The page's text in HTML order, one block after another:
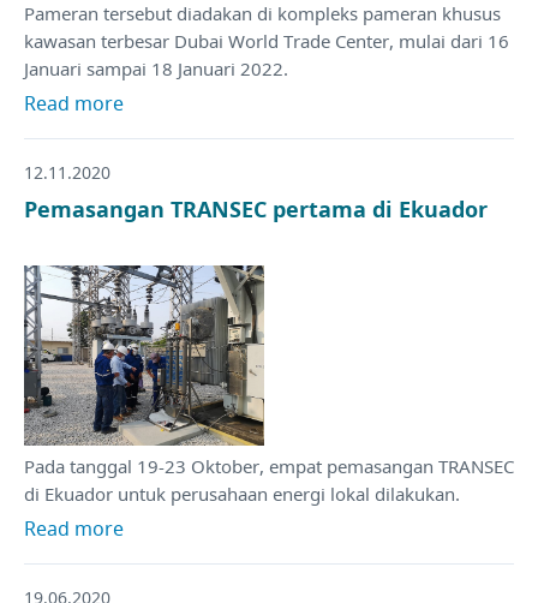
Pameran tersebut diadakan di kompleks pameran khusus
kawasan terbesar Dubai World Trade Center, mulai dari 16
Januari sampai 18 Januari 2022.
Read more
12.11.2020
Pemasangan TRANSEC pertama di Ekuador
Pada tanggal 19-23 Oktober, empat pemasangan TRANSEC
di Ekuador untuk perusahaan energi lokal dilakukan.
Read more
19.06.2020